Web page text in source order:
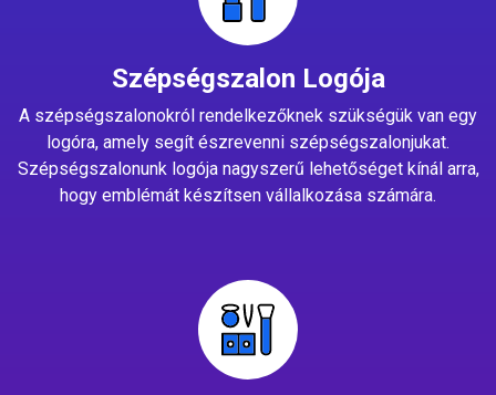
Szépségszalon Logója
A szépségszalonokról rendelkezőknek szükségük van egy
logóra, amely segít észrevenni szépségszalonjukat.
Szépségszalonunk logója nagyszerű lehetőséget kínál arra,
hogy emblémát készítsen vállalkozása számára.